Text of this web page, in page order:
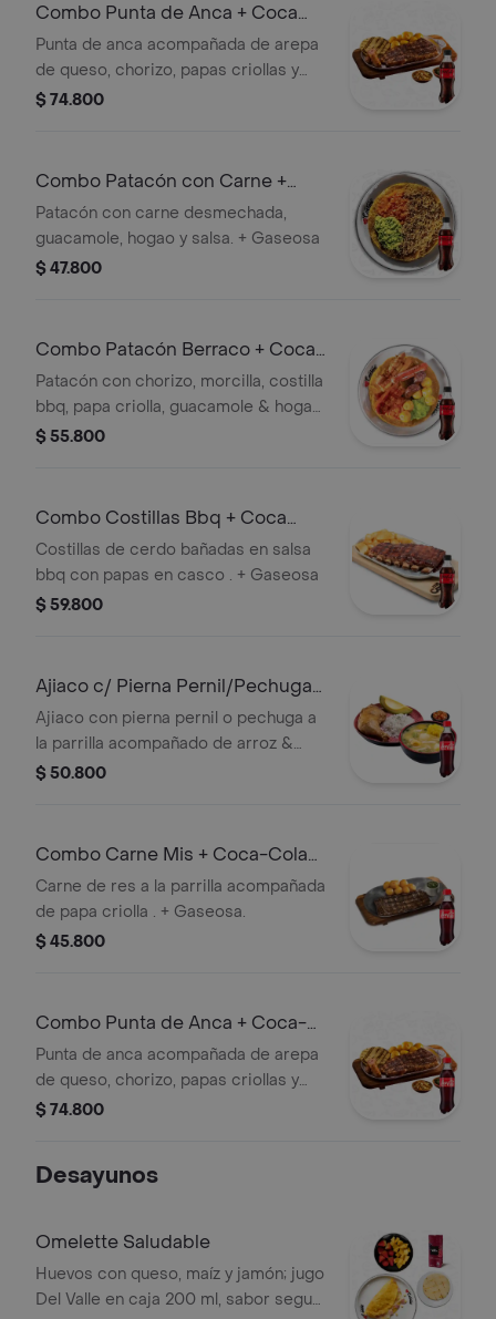
Combo Punta de Anca + Coca
Cola Sin Azúcar 400 ml
Punta de anca acompañada de arepa
de queso, chorizo, papas criollas y
ensalada de temporada + Gaseosa
$ 74.800
Combo Patacón con Carne +
Coca Cola Sin Azúcar 400 ml
Patacón con carne desmechada,
guacamole, hogao y salsa. + Gaseosa
$ 47.800
Combo Patacón Berraco + Coca
Cola Sin Azúcar 400 ml
Patacón con chorizo, morcilla, costilla
bbq, papa criolla, guacamole & hogao
. + Gaseosa
$ 55.800
Combo Costillas Bbq + Coca
Cola Sin Azúcar 400 ml
Costillas de cerdo bañadas en salsa
bbq con papas en casco . + Gaseosa
$ 59.800
Ajiaco c/ Pierna Pernil/Pechuga
+Cocacola Org 400ml
Ajiaco con pierna pernil o pechuga a
la parrilla acompañado de arroz &
aguacate. + Gaseosa.
$ 50.800
Combo Carne Mis + Coca-Cola
Sabor Original 400 ml
Carne de res a la parrilla acompañada
de papa criolla . + Gaseosa.
$ 45.800
Combo Punta de Anca + Coca-
Cola Sabor Original 400 ml
Punta de anca acompañada de arepa
de queso, chorizo, papas criollas y
ensalada de temporada + Gaseosa.
$ 74.800
Desayunos
Omelette Saludable
Huevos con queso, maíz y jamón; jugo
Del Valle en caja 200 ml, sabor segun